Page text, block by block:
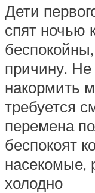
Дети
спят ночью
причину.
накормить
требуется
перемена
беспокоят
насекомые,
холодно